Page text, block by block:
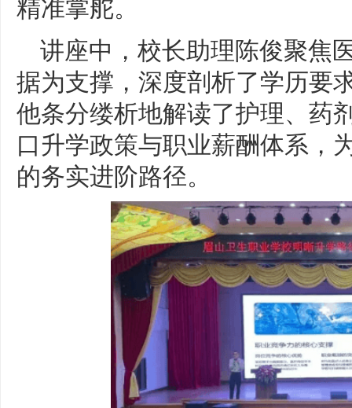
讲座中，校长助理陈俊聚焦
据为支撑，深度剖析了学历要
他条分缕析地解读了护理、药
口升学政策与职业薪酬体系，
的务实进阶路径。